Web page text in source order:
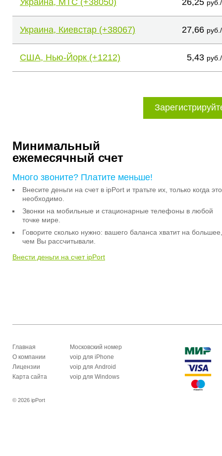
Украина, МТС (+38050) 26,25
Украина, Киевстар (+38067) 27,66
США, Нью-Йорк (+1212) 5,43
Минимальный
ежемесячный счет
Много звоните? Платите меньше!
Внесите деньги на счет в ipPort и тратьте их, только когда это
необходимо.
Звонки на мобильные и стационарные телефоны в любой
точке мире.
Говорите сколько нужно: вашего баланса хватит на большее,
чем Вы рассчитывали.
Внести деньги на счет ipPort
Главная
О компании
Лицензии
Карта сайта
Московский номер
voip для iPhone
voip для Android
voip для Windows
© 2026 ipPort